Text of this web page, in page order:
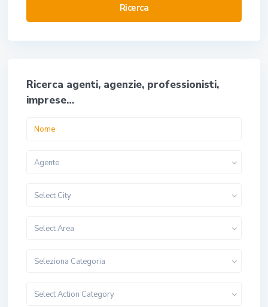
Ricerca
Ricerca agenti, agenzie, professionisti,
imprese…
Agente
Select City
Select Area
Seleziona Categoria
Select Action Category